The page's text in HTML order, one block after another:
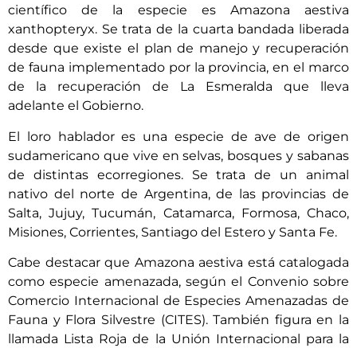
científico de la especie es Amazona aestiva
xanthopteryx. Se trata de la cuarta bandada liberada
desde que existe el plan de manejo y recuperación
de fauna implementado por la provincia, en el marco
de la recuperación de La Esmeralda que lleva
adelante el Gobierno.
El loro hablador es una especie de ave de origen
sudamericano que vive en selvas, bosques y sabanas
de distintas ecorregiones. Se trata de un animal
nativo del norte de Argentina, de las provincias de
Salta, Jujuy, Tucumán, Catamarca, Formosa, Chaco,
Misiones, Corrientes, Santiago del Estero y Santa Fe.
Cabe destacar que Amazona aestiva está catalogada
como especie amenazada, según el Convenio sobre
Comercio Internacional de Especies Amenazadas de
Fauna y Flora Silvestre (CITES). También figura en la
llamada Lista Roja de la Unión Internacional para la